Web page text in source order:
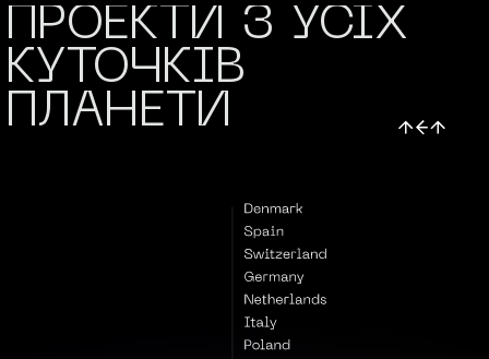
ПРОЕКТИ З УСІХ
КУТОЧКІВ
ПЛАНЕТИ